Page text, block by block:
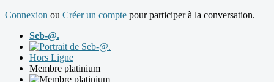
Connexion ou Créer un compte pour participer à la conversation.
Seb-@.
Hors Ligne
Membre platinium